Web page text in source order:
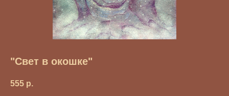
"Свет в окошке"
555 р.